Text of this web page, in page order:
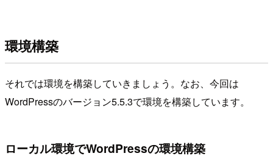
環境構築
それでは環境を構築していきましょう。なお、今回は
WordPressのバージョン5.5.3で環境を構築しています。
ローカル環境でWordPressの環境構築